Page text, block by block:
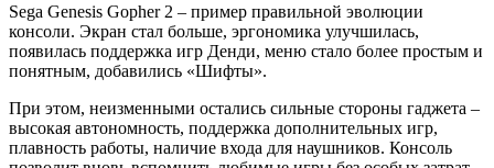
Sega Genesis Gopher 2 – пример правильной эволюции
консоли. Экран стал больше, эргономика улучшилась,
появилась поддержка игр Денди, меню стало более простым и
понятным, добавились «Шифты».
При этом, неизменными остались сильные стороны гаджета –
высокая автономность, поддержка дополнительных игр,
плавность работы, наличие входа для наушников. Консоль